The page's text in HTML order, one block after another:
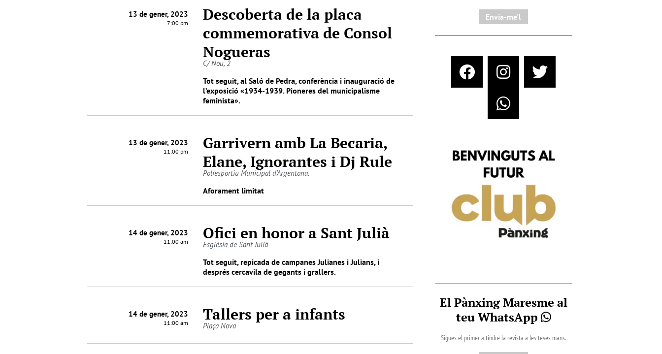
13 de gener, 2023
7:00 pm
Descoberta de la placa
commemorativa de Consol
Nogueras
C/ Nou, 2
Tot seguit, al Saló de Pedra, conferència i inauguració de
l’exposició «1934-1939. Pioneres del municipalisme
feminista».
13 de gener, 2023
11:00 pm
Garrivern amb La Becaria,
Elane, Ignorantes i Dj Rule
Poliesportiu Municipal d'Argentona.
Aforament limitat
14 de gener, 2023
11:00 am Ofici en honor a Sant Julià
Església de Sant Julià
Tot seguit, repicada de campanes Julianes i Julians, i
després cercavila de gegants i grallers.
14 de gener, 2023
11:00 am Tallers per a infants
Plaça Nova
Envia-me'l
El Pànxing Maresme al
teu WhatsApp
Sigues el primer a tindre la revista a les teves mans.